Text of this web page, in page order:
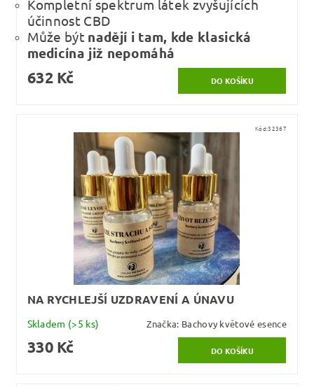
Kompletní spektrum látek zvyšujících
účinnost CBD
Může být nadějí i tam, kde klasická
medicína již nepomáhá
632 Kč
Kód:32367
NA RYCHLEJŠÍ UZDRAVENÍ A ÚNAVU
Skladem (>5 ks) Značka: Bachovy květové esence
330 Kč